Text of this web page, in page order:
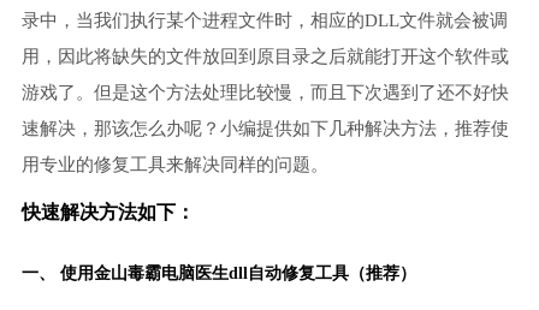
录中，当我们执行某个进程文件时，相应的DLL文件就会被调
用，因此将缺失的文件放回到原目录之后就能打开这个软件或
游戏了。但是这个方法处理比较慢，而且下次遇到了还不好快
速解决，那该怎么办呢？小编提供如下几种解决方法，推荐使
用专业的修复工具来解决同样的问题。
快速解决方法如下：
一、 使用金山毒霸电脑医生dll自动修复工具（推荐）